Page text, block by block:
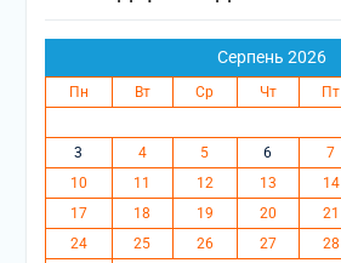
Серпень 2026
Пн Вт Ср Чт Пт
3
4 5 6 7
10
11 12 13 14
17
18 19 20 21
24
25 26 27 28